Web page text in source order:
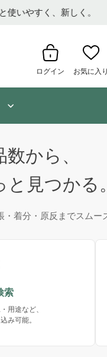
使いやすく、新しく。
ログイン お気に入り
から、
見つかる。
着分・原反までスムー
索
用途など、
み可能。